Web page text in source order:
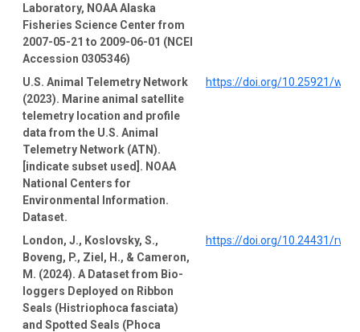
Laboratory, NOAA Alaska
Fisheries Science Center from
2007-05-21 to 2009-06-01 (NCEI
Accession 0305346)
U.S. Animal Telemetry Network
(2023). Marine animal satellite
telemetry location and profile
data from the U.S. Animal
Telemetry Network (ATN).
[indicate subset used]. NOAA
National Centers for
Environmental Information.
Dataset.
https://doi.org/10.25921/
London, J., Koslovsky, S.,
Boveng, P., Ziel, H., & Cameron,
M. (2024). A Dataset from Bio-
loggers Deployed on Ribbon
Seals (Histriophoca fasciata)
and Spotted Seals (Phoca
https://doi.org/10.24431/